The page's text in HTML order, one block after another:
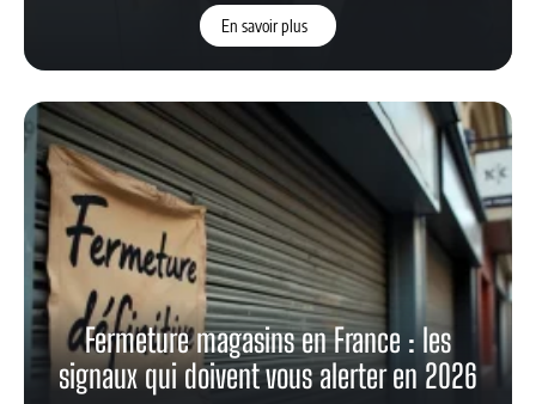
En savoir plus
Fermeture magasins en France : les
signaux qui doivent vous alerter en 2026